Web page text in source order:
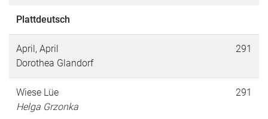
Plattdeutsch
April, April
Dorothea Glandorf
291
Wiese Lüe
Helga Grzonka
291